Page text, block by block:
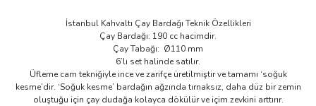
İstanbul Kahvaltı Çay Bardağı Teknik Özellikleri
Çay Bardağı: 190 cc hacimdir.
Çay Tabağı: Ø110 mm
6’lı set halinde satılır.
Üfleme cam tekniğiyle ince ve zarifçe üretilmiştir ve tamamı ‘soğuk
kesme’dir. ‘Soğuk kesme’ bardağın ağzında tırnaksız, daha düz bir zemin
oluştuğu için çay dudağa kolayca dökülür ve içim zevkini arttırır.